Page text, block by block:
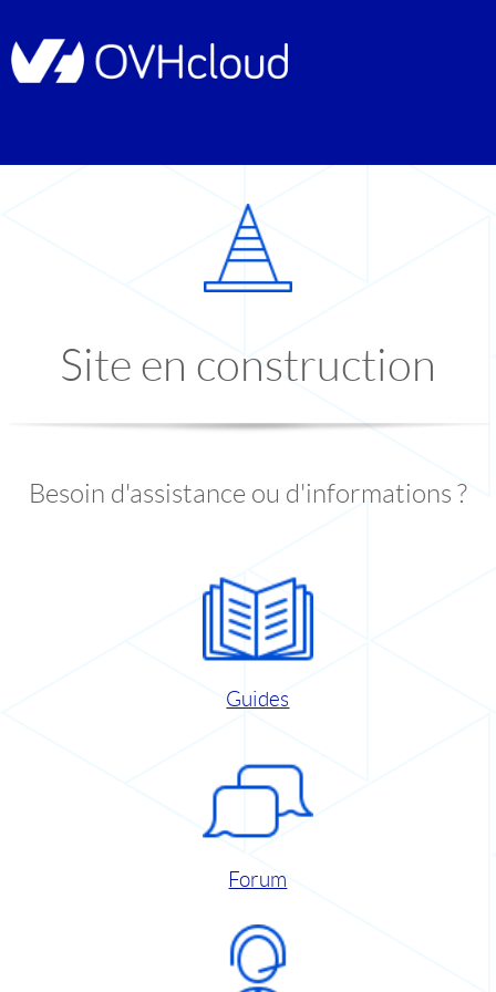
Site en construction
Besoin d'assistance ou d'informations ?
Guides
Forum